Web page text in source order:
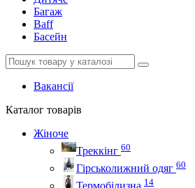
Багаж
Baff
Басейн
Вакансії
Каталог товарів
Жіноче
Треккінг 60
Гірськолижний одяг 60
Термобілизна 14